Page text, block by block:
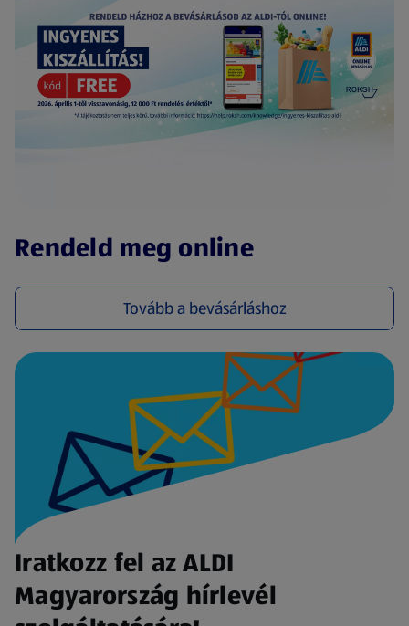
Rendeld meg online
Tovább a bevásárláshoz
(új oldalon nyílik meg)
Iratkozz fel az ALDI
Magyarország hírlevél